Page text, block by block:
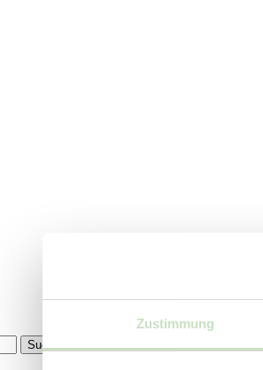
Zustimmung
Suchen